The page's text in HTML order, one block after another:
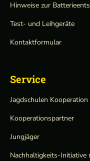
Hinweise zur
Test- und Leihgeräte
Kontaktformular
Service
Jagdschulen Kooperation
Kooperationspartner
Jungjäger
Nachhaltigkeits-Initiative